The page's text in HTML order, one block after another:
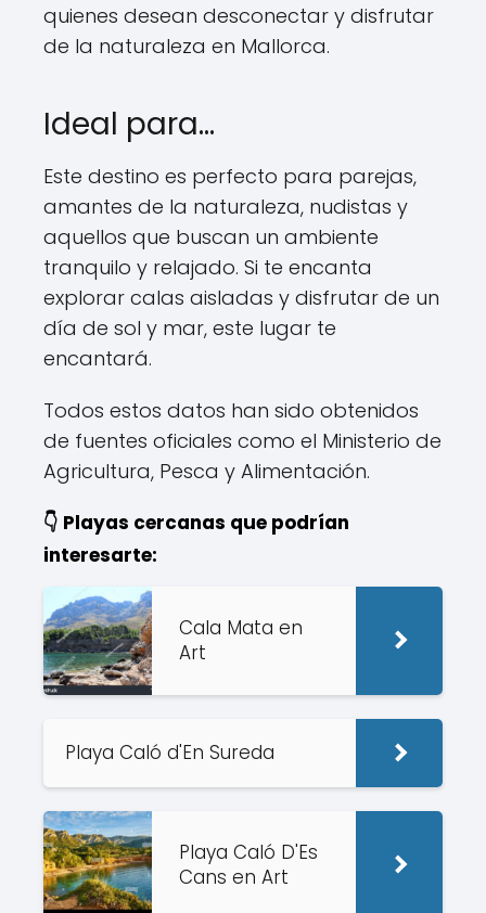
quienes desean desconectar y disfrutar
de la naturaleza en Mallorca.
Ideal para…
Este destino es perfecto para parejas,
amantes de la naturaleza, nudistas y
aquellos que buscan un ambiente
tranquilo y relajado. Si te encanta
explorar calas aisladas y disfrutar de un
día de sol y mar, este lugar te
encantará.
Todos estos datos han sido obtenidos
de fuentes oficiales como el Ministerio de
Agricultura, Pesca y Alimentación.
👇 Playas cercanas que podrían
interesarte:
Cala Mata en
Art
Playa Caló d'En Sureda
Playa Caló D'Es
Cans en Art